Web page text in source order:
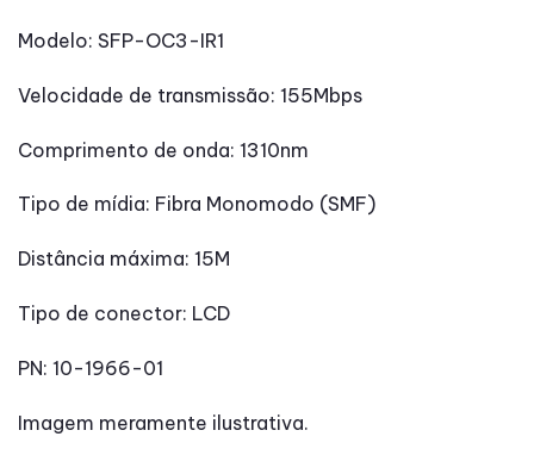
Modelo: SFP-OC3-IR1
Velocidade de transmissão: 155Mbps
Comprimento de onda: 1310nm
Tipo de mídia: Fibra Monomodo (SMF)
Distância máxima: 15M
Tipo de conector: LCD
PN: 10-1966-01
Imagem meramente ilustrativa.